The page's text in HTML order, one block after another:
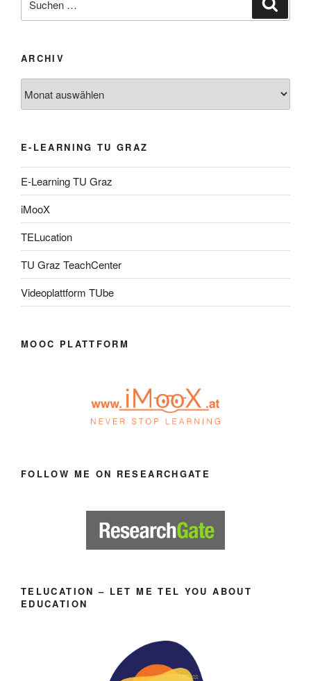
nach:
ARCHIV
E-LEARNING TU GRAZ
E-Learning TU Graz
iMooX
TELucation
TU Graz TeachCenter
Videoplattform TUbe
MOOC PLATTFORM
FOLLOW ME ON RESEARCHGATE
TELUCATION – LET ME TEL YOU ABOUT
EDUCATION